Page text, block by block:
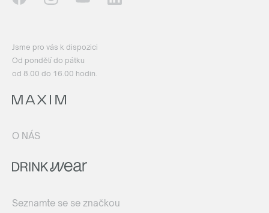
Jsme pro vás k dispozici
Od pondělí do pátku
od 8.00 do 16.00 hodin.
O NÁS
Seznamte se se značkou